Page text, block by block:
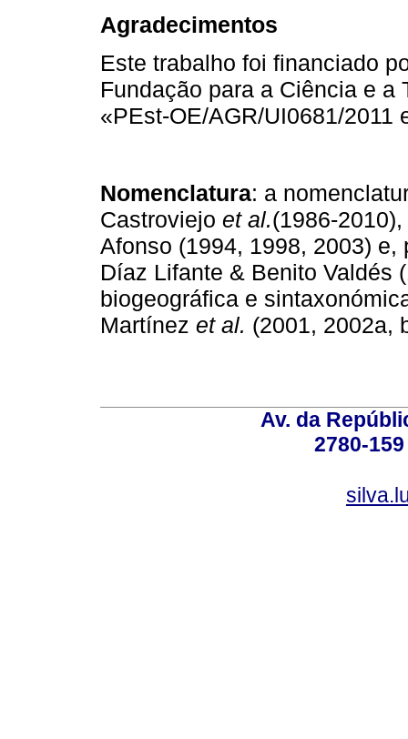
Agradecimentos
Este trabalho foi financiado
Fundação para a Ciência e a
«PEst-OE/AGR/UI0681/2011
Nomenclatura: a
Castroviejo et al.(1986-
Afonso (1994, 1998, 2003)
Díaz Lifante & Benito Valdés
biogeográfica e
Martínez et al. (2001, 2002a,
Av. da
2780-